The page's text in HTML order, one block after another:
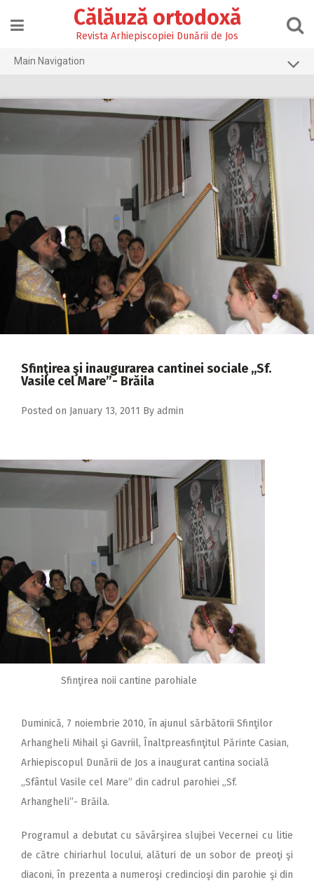
content
Călăuză ortodoxă
Revista Arhiepiscopiei Dunării de Jos
Main Navigation
2026
2022
2021
2020
2019
2016
2012
Sfinţirea şi inaugurarea cantinei sociale ,,Sf.
Vasile cel Mare”- Brăila
Posted on January 13, 2011 By admin
Sfinţirea noii cantine parohiale
Duminică, 7 noiembrie 2010, în ajunul sărbătorii Sfinţilor
Arhangheli Mihail şi Gavriil, Înaltpreasfinţitul Părinte Casian,
Arhiepiscopul Dunării de Jos a inaugurat cantina socială
„Sfântul Vasile cel Mare” din cadrul parohiei „Sf.
Arhangheli”- Brăila.
Programul a debutat cu săvârşirea slujbei Vecernei cu litie
de către chiriarhul locului, alături de un sobor de preoţi şi
diaconi, în prezenta a numeroşi credincioşi din parohie şi din